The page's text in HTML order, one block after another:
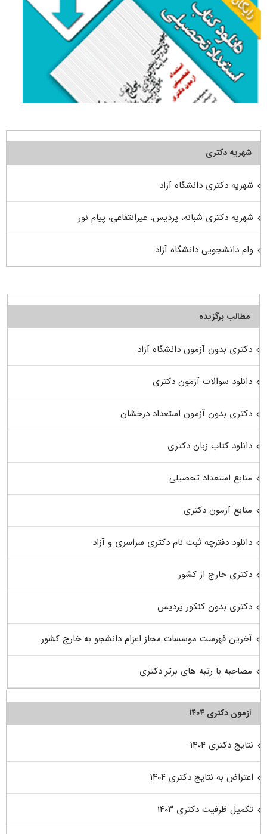
شهریه دکتری
شهریه دکتری دانشگاه آزاد
شهریه دکتری شبانه، پردیس، غیرانتفاعی، پیام نور
وام دانشجویی دانشگاه آزاد
مطالب برگزیده
دکتری بدون آزمون دانشگاه آزاد
دانلود سوالات آزمون دکتری
دکتری بدون آزمون استعداد درخشان
دانلود کتاب زبان دکتری
منابع استعداد تحصیلی
منابع آزمون دکتری
دانلود دفترچه ثبت نام دکتری سراسری و آزاد
دکتری خارج از کشور
دکتری بدون کنکور پردیس
آخرین فهرست موسسات مجاز اعزام دانشجو به خارج کشور
مصاحبه با رتبه های برتر دکتری
آزمون دکتری ۱۴۰۴
نتایج دکتری ۱۴۰۴
اعتراض به نتایج دکتری ۱۴۰۴
تکمیل ظرفیت دکتری ۱۴۰۳